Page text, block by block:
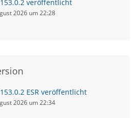
veröffentlicht
2026 um 22:28
ESR veröffentlicht
2026 um 22:34